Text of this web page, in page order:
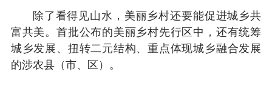
除了看得见山水，美丽乡村还要能促进城乡共
富共美。首批公布的美丽乡村先行区中，还有统筹
城乡发展、扭转二元结构、重点体现城乡融合发展
的涉农县（市、区）。